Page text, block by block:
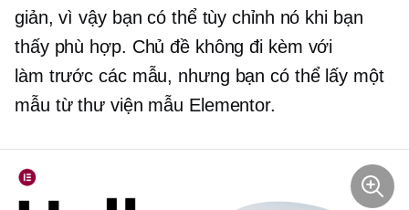
giản, vì vậy bạn có thể tùy chỉnh nó khi bạn
thấy phù hợp. Chủ đề không đi kèm với
làm trước các mẫu, nhưng bạn có thể lấy một
mẫu từ thư viện mẫu Elementor.